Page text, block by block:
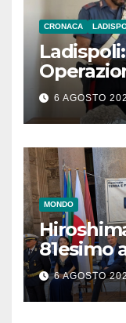
CRONACA
6 AGOSTO
MONDO
81esimo
monito
6 AGOSTO